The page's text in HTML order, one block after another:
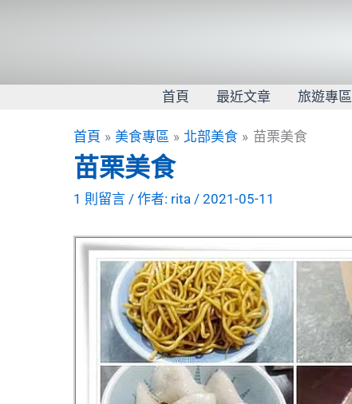
首頁 最近文章 旅遊專區
首頁 美食專區 北部美食 苗栗美食
苗栗美食
1 則留言 / 作者: rita / 2021-05-11